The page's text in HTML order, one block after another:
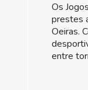
Os
prestes
Oeiras.
entre